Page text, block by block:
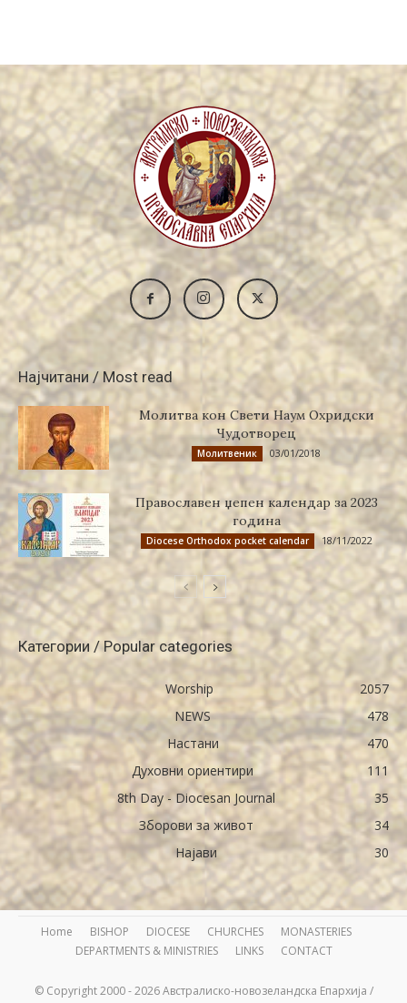
Најчитани / Most read
Молитва кон Свети Наум Охридски
Чудотворец
Молитвеник 03/01/2018
Православен џепен календар за 2023
година
Diocese Orthodox pocket calendar 18/11/2022
Категории / Popular categories
Worship
2057
NEWS
478
Настани
470
Духовни ориентири
111
8th Day - Diocesan Journal
35
Зборови за живот
34
Најави
30
Home BISHOP DIOCESE CHURCHES
MONASTERIES
DEPARTMENTS & MINISTRIES
LINKS CONTACT
© Copyright 2000 - 2026 Австралиско-новозеландска Епархија /